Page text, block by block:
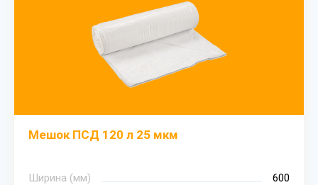
Мешок ПСД 120 л 25 мкм
Ширина (мм)
600